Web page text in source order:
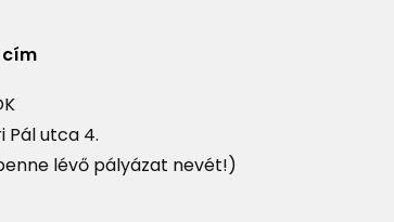
cím
Pál utca 4.
lévő pályázat nevét!)